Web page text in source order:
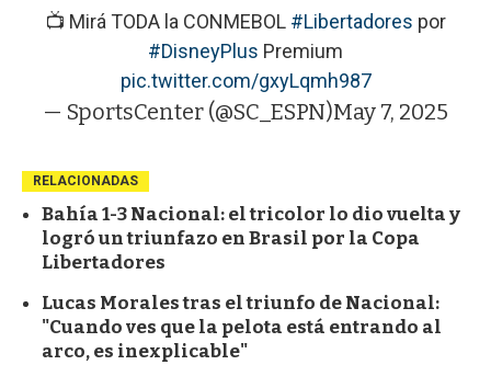
📺 Mirá TODA la CONMEBOL #Libertadores por
#DisneyPlus Premium
pic.twitter.com/gxyLqmh987
— SportsCenter (@SC_ESPN)May 7, 2025
RELACIONADAS
Bahía 1-3 Nacional: el tricolor lo dio vuelta y
logró un triunfazo en Brasil por la Copa
Libertadores
Lucas Morales tras el triunfo de Nacional:
"Cuando ves que la pelota está entrando al
arco, es inexplicable"